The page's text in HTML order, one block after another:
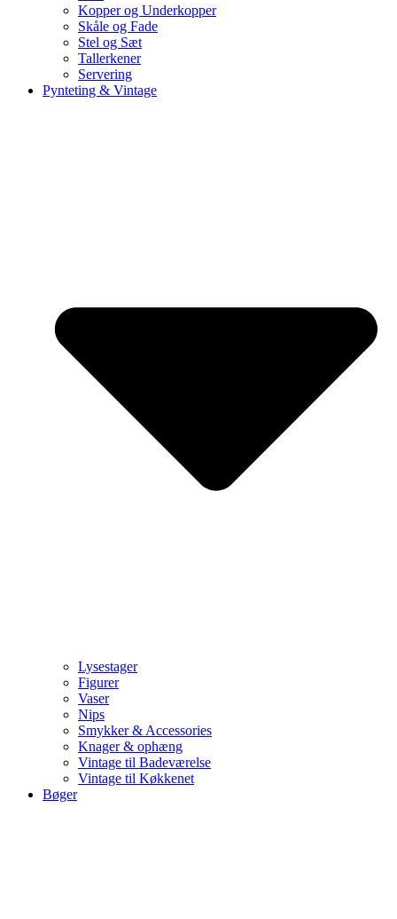
Kopper og Underkopper
Skåle og Fade
Stel og Sæt
Tallerkener
Servering
Pynteting & Vintage
Lysestager
Figurer
Vaser
Nips
Smykker & Accessories
Knager & ophæng
Vintage til Badeværelse
Vintage til Køkkenet
Bøger